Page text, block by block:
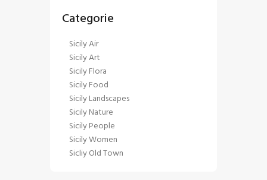
Categorie
Sicily Air
Sicily Art
Sicily Flora
Sicily Food
Sicily Landscapes
Sicily Nature
Sicily People
Sicily Women
Sicliy Old Town